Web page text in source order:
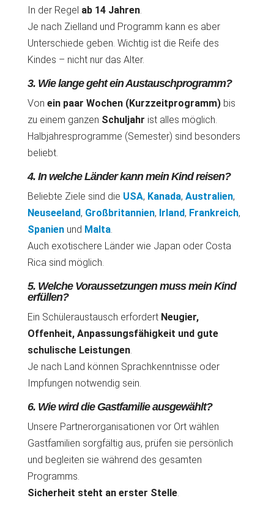
In der Regel ab 14 Jahren.
Je nach Zielland und Programm kann es aber
Unterschiede geben. Wichtig ist die Reife des
Kindes – nicht nur das Alter.
3. Wie lange geht ein Austauschprogramm?
Von ein paar Wochen (Kurzzeitprogramm)bis
zu einem ganzen Schuljahr ist alles möglich.
Halbjahresprogramme (Semester) sind besonders
beliebt.
4. In welche Länder kann mein Kind reisen?
Beliebte Ziele sind die USA, Kanada, Australien,
Neuseeland, Großbritannien, Irland, Frankreich,
Spanien und Malta.
Auch exotischere Länder wie Japan oder Costa
Rica sind möglich.
5. Welche Voraussetzungen muss mein Kind
erfüllen?
Ein Schüleraustausch erfordert Neugier,
Offenheit, Anpassungsfähigkeit und gute
schulische Leistungen.
Je nach Land können Sprachkenntnisse oder
Impfungen notwendig sein.
6. Wie wird die Gastfamilie ausgewählt?
Unsere Partnerorganisationen vor Ort wählen
Gastfamilien sorgfältig aus, prüfen sie persönlich
und begleiten sie während des gesamten
Programms.
Sicherheit steht an erster Stelle.